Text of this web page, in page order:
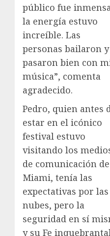
público fue
la energía estuvo
increíble. Las
personas bailaron
pasaron bien con
música”, comenta
agradecido.
Pedro, quien antes
estar en el icónico
festival estuvo
visitando los
de comunicación de
Miami, tenía las
expectativas por las
nubes, pero la
seguridad en sí
y su Fe